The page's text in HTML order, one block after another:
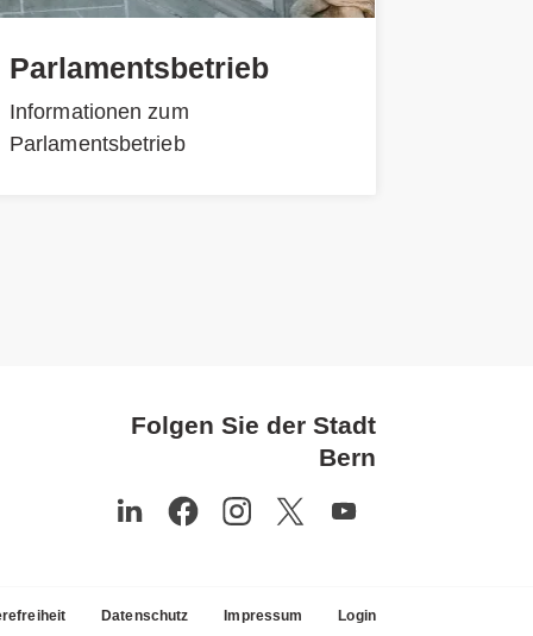
Parlamentsbetrieb
Informationen zum
Parlamentsbetrieb
Folgen Sie der Stadt
Bern
Datenschutz Impressum Login